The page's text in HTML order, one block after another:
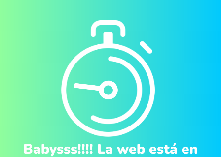
Babysss!!!! La web está en